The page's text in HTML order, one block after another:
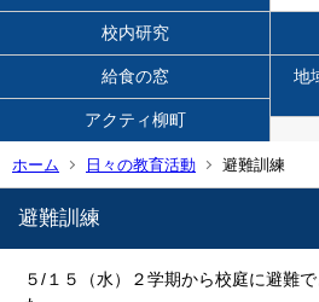
校内研究
給食の窓
地
アクティ柳町
ホーム 日々の教育活動 避難訓練
避難訓練
５/１５（水）２学期から校庭に避難